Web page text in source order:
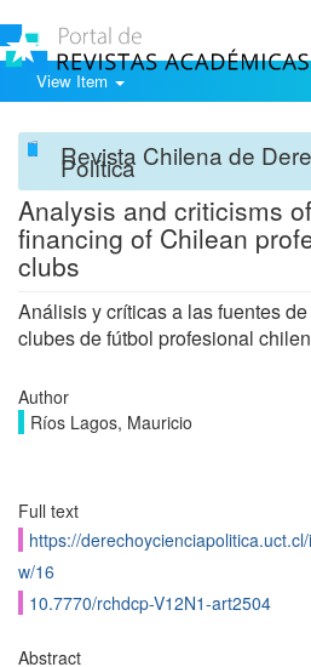
View Item
Revista Chilena de
Política
Analysis and criticisms
financing of Chilean
clubs
Análisis y críticas a las fuentes
clubes de fútbol profesional
Author
Ríos Lagos, Mauricio
Full text
https://
w/16
10.7770/rchdcp-V12N1-art2504
Abstract